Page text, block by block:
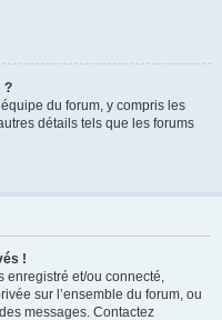
?
du forum, y compris les
détails tels que les forums
!
enregistré et/ou connecté,
sur l’ensemble du forum, ou
messages. Contactez